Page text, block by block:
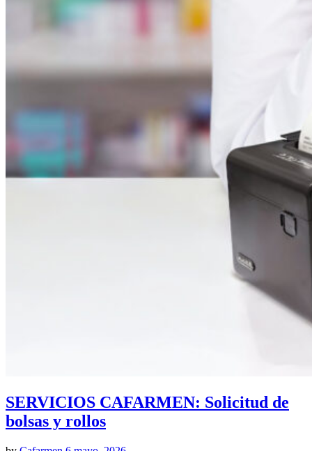
SERVICIOS CAFARMEN: Solicitud de
bolsas y rollos